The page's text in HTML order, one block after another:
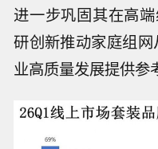
进一步巩固其在高
研创新推动家庭组网
业高质量发展提供参